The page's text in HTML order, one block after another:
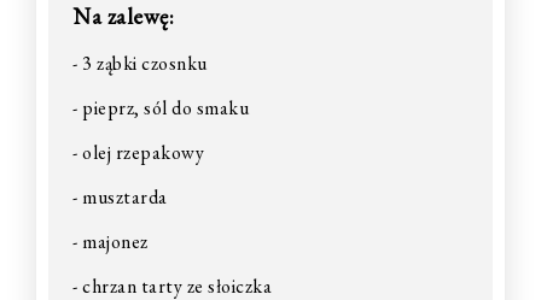
Na zalewę:
- 3 ząbki czosnku
- pieprz, sól do smaku
- olej rzepakowy
- musztarda
- majonez
- chrzan tarty ze słoiczka